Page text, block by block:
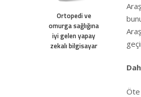
Ortopedi ve
omurga sağlığına
iyi gelen yapay
zekalı bilgisayar
Öte